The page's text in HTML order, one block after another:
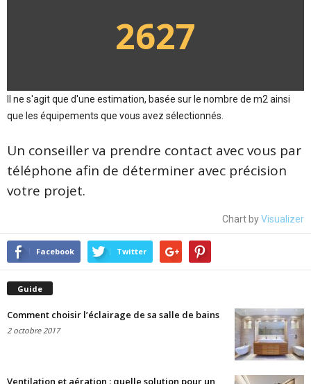
2627
Il ne s'agit que d'une estimation, basée sur le nombre de m2 ainsi
que les équipements que vous avez sélectionnés.
Un conseiller va prendre contact avec vous par
téléphone afin de déterminer avec précision
votre projet.
Chart byVisualizer
Facebook Twitter
Guide
Comment choisir l’éclairage de sa salle de bains
2 octobre 2017